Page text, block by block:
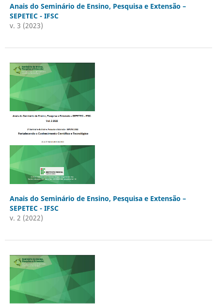
Anais do Seminário de Ensino, Pesquisa e Extensão –
SEPETEC - IFSC
v. 3 (2023)
Anais do Seminário de Ensino, Pesquisa e Extensão –
SEPETEC - IFSC
v. 2 (2022)